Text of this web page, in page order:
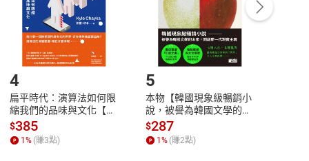
貨。
號，下載書籍後看書
4
扁平時代：演算法如何限
縮我們的品味與文化【電
子書】
$385
1% (賺3點)
5
本物【韓國現象級暢銷小
說，被譽為韓國文學的未
來】【電子書】
$287
1% (賺2點)